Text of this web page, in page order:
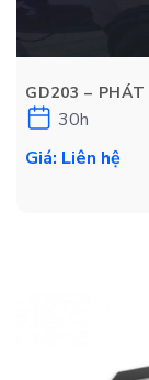
GD203 –
30h
Giá: Liên hệ